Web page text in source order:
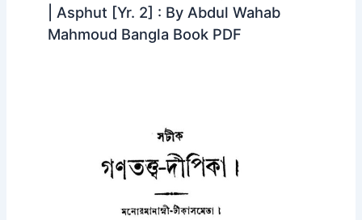
| Asphut [Yr. 2] : By Abdul Wahab
Mahmoud Bangla Book PDF